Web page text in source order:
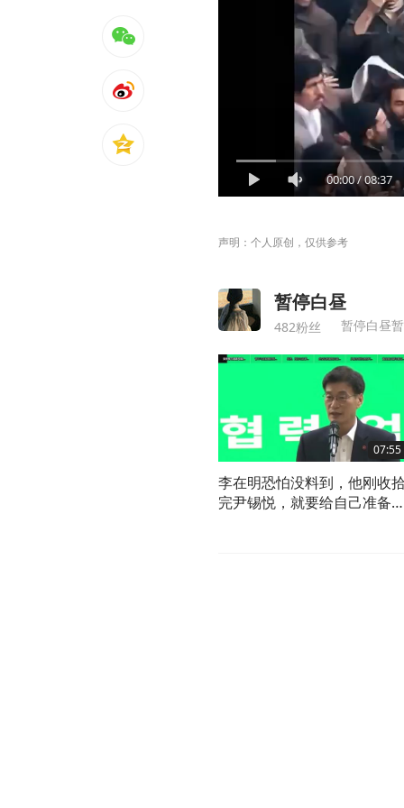
00:00/08:37
声明：个人原创，仅供参考
暂停白昼
482粉丝 暂停白昼
07:55
李在明恐怕没料到，他刚收
完尹锡悦，就要给自己准备